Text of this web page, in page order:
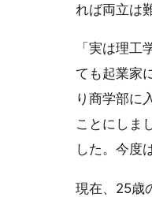
れば両立は
「実は理
ても起業家
り商学部に
ことにしま
した。今度
現在、25歳